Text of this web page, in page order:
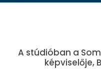
A stúdióban a
képviselője,